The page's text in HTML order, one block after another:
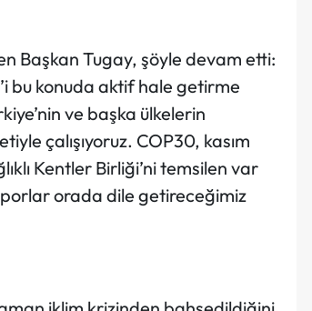
Başkan Tugay, şöyle devam etti:
bu konuda aktif hale getirme
ve başka ülkelerin
çalışıyoruz. COP30, kasım
Kentler Birliği’ni temsilen var
orada dile getireceğimiz